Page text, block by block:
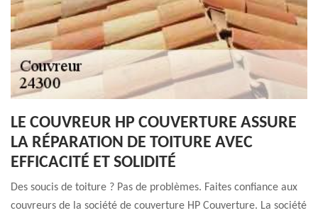
LE COUVREUR HP COUVERTURE ASSURE
LA RÉPARATION DE TOITURE AVEC
EFFICACITÉ ET SOLIDITÉ
Des soucis de toiture ? Pas de problèmes. Faites confiance aux
couvreurs de la société de couverture HP Couverture. La société